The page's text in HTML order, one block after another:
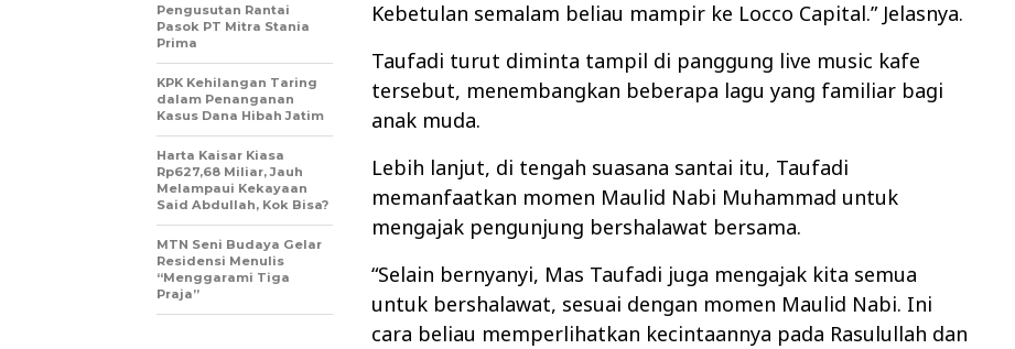
Kebetulan semalam beliau mampir ke Locco Capital.” Jelasnya.
Taufadi turut diminta tampil di panggung live music kafe
tersebut, menembangkan beberapa lagu yang familiar bagi
anak muda.
Lebih lanjut, di tengah suasana santai itu, Taufadi
memanfaatkan momen Maulid Nabi Muhammad untuk
mengajak pengunjung bershalawat bersama.
“Selain bernyanyi, Mas Taufadi juga mengajak kita semua
untuk bershalawat, sesuai dengan momen Maulid Nabi. Ini
cara beliau memperlihatkan kecintaannya pada Rasulullah dan
Pengusutan Rantai
Pasok PT Mitra Stania
Prima
KPK Kehilangan Taring
dalam Penanganan
Kasus Dana Hibah Jatim
Harta Kaisar Kiasa
Rp627,68 Miliar, Jauh
Melampaui Kekayaan
Said Abdullah, Kok Bisa?
MTN Seni Budaya Gelar
Residensi Menulis
“Menggarami Tiga
Praja”